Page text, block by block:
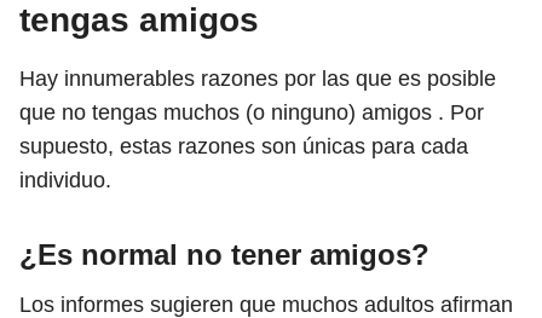
tengas amigos
Hay innumerables razones por las que es posible
que no tengas muchos (o ninguno) amigos . Por
supuesto, estas razones son únicas para cada
individuo.
¿Es normal no tener amigos?
Los informes sugieren que muchos adultos afirman